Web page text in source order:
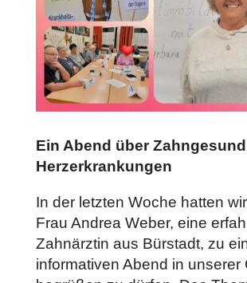
Ein Abend über
Herzerkrankungen
In der letzten Woche hatten
Frau Andrea Weber, eine
Zahnärztin aus Bürstadt, zu
informativen Abend in unserer